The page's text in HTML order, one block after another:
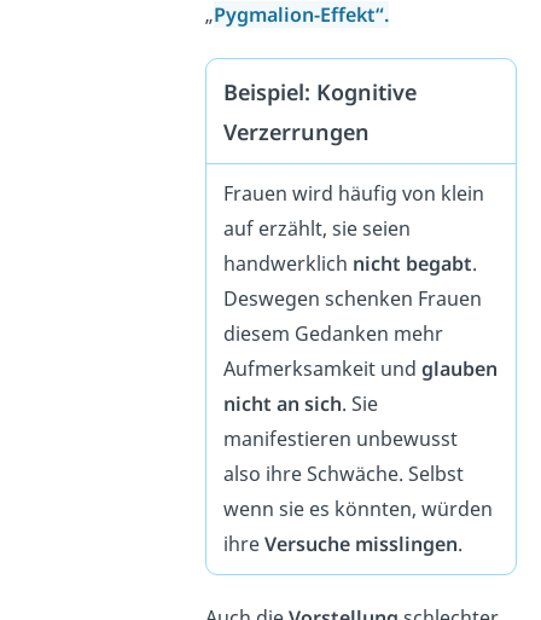
„Pygmalion-Effekt“.
Beispiel: Kognitive
Verzerrungen
Frauen wird häufig von klein
auf erzählt, sie seien
handwerklich nicht begabt.
Deswegen schenken Frauen
diesem Gedanken mehr
Aufmerksamkeit undglauben
nicht an sich. Sie
manifestieren unbewusst
also ihre Schwäche. Selbst
wenn sie es könnten, würden
ihreVersuche misslingen.